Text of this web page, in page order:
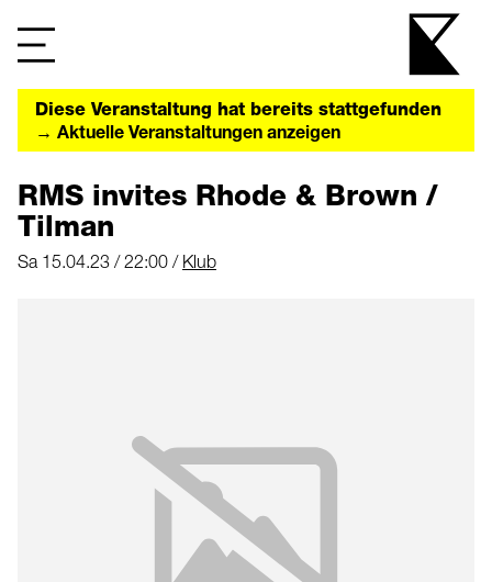
Diese Veranstaltung hat bereits stattgefunden
→ Aktuelle Veranstaltungen anzeigen
RMS invites Rhode & Brown /
Tilman
Sa 15.04.23 / 22:00 / Klub